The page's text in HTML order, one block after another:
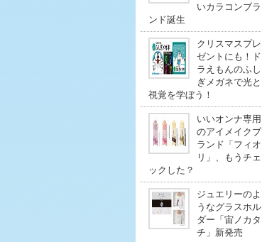
いカラコンブラ
ンド誕生
クリスマスプレ
ゼントにも！ド
ラえもんのふし
ぎメガネで光と
視覚を学ぼう！
いいオンナ専用
のアイメイクブ
ランド「フィオ
リ」、もうチェ
ックした？
ジュエリーのよ
うなグラスホル
ダー「宙ノカタ
チ」新発売